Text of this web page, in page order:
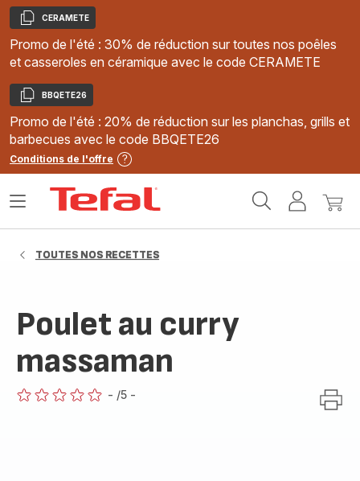
Copier
CERAMETE
Promo de l'été : 30% de réduction sur toutes nos poêles
et casseroles en céramique avec le code CERAMETE
Copier
BBQETE26
Promo de l'été : 20% de réduction sur les planchas, grills et
barbecues avec le code BBQETE26
Conditions de l'offre
MonMon
Ouvrir
TOUTES NOS RECETTES
Poulet au curry
massaman
- /5 -